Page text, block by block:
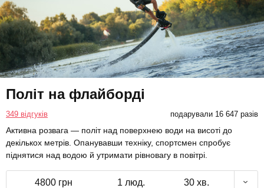
Політ на флайборді
349 відгуків подарували 16 647 разів
Активна розвага — політ над поверхнею води на висоті до
декількох метрів. Опанувавши техніку, спортсмен спробує
піднятися над водою й утримати рівновагу в повітрі.
4800 грн 1 люд. 30 хв.